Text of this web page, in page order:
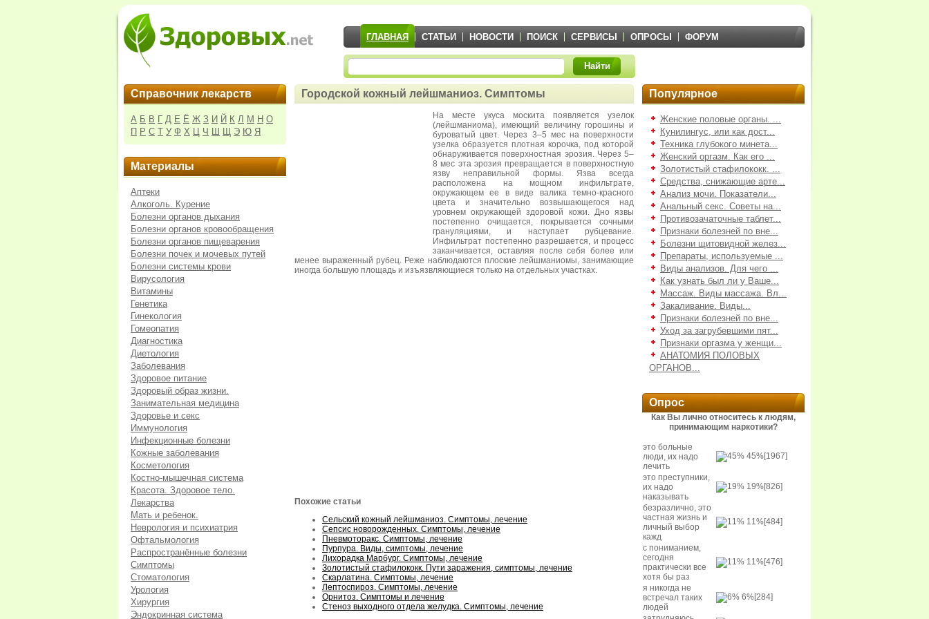
ГЛАВНАЯ СТАТЬИ НОВОСТИ ПОИСК СЕРВИСЫ ОПРОСЫ ФОРУМ
Найти
Справочник лекарств
А Б В Г Д Е Ё Ж З И Й К Л М Н О
П Р С Т У Ф Х Ц Ч Ш Щ Э Ю Я
Материалы
Аптеки
Алкоголь. Курение
Болезни органов дыхания
Болезни органов кровообращения
Болезни органов пищеварения
Болезни почек и мочевых путей
Болезни системы крови
Вирусология
Витамины
Генетика
Гинекология
Гомеопатия
Диагностика
Диетология
Заболевания
Здоровое питание
Здоровый образ жизни.
Занимательная медицина
Здоровье и секс
Иммунология
Инфекционные болезни
Кожные заболевания
Косметология
Костно-мышечная система
Красота. Здоровое тело.
Лекарства
Мать и ребенок.
Неврология и психиатрия
Офтальмология
Распространённые болезни
Симптомы
Стоматология
Урология
Хирургия
Эндокринная система
Городской кожный лейшманиоз. Симптомы
На месте укуса москита появляется узелок
(лейшманиома), имеющий величину горошины и
буроватый цвет. Через 3–5 мес на поверхности
узелка образуется плотная корочка, под которой
обнаруживается поверхностная эрозия. Через 5–
8 мес эта эрозия превращается в поверхностную
язву неправильной формы. Язва всегда
расположена на мощном инфильтрате,
окружающем ее в виде валика темно-красного
цвета и значительно возвышающегося над
уровнем окружающей здоровой кожи. Дно язвы
постепенно очищается, покрывается сочными
грануляциями, и наступает рубцевание.
Инфильтрат постепенно разрешается, и процесс
заканчивается, оставляя после себя более или
менее выраженный рубец. Реже наблюдаются плоские лейшманиомы, занимающие
иногда большую площадь и изъязвляющиеся только на отдельных участках.
Похожие статьи
Сельский кожный лейшманиоз. Симптомы, лечение
Сепсис новорожденных. Симптомы, лечение
Пневмоторакс. Симптомы, лечение
Пурпура. Виды, симптомы, лечение
Лихорадка Марбург. Симптомы, лечение
Золотистый стафилококк. Пути заражения, симптомы, лечение
Скарлатина. Симптомы, лечение
Лептоспироз. Симптомы, лечение
Орнитоз. Симптомы и лечение
Стеноз выходного отдела желудка. Симптомы, лечение
Популярное
Женские половые органы. ...
Кунилингус, или как дост...
Техника глубокого минета...
Женский оргазм. Как его ...
Золотистый стафилококк. ...
Средства, снижающие арте...
Анализ мочи. Показатели...
Анальный секс. Советы на...
Противозачаточные таблет...
Признаки болезней по вне...
Болезни щитовидной желез...
Препараты, используемые ...
Виды анализов. Для чего ...
Как узнать был ли у Ваше...
Массаж. Виды массажа. Вл...
Закаливание. Виды...
Признаки болезней по вне...
Уход за загрубевшими пят...
Признаки оргазма у женщи...
АНАТОМИЯ ПОЛОВЫХ
ОРГАНОВ...
Опрос
Как Вы лично относитесь к людям,
принимающим наркотики?
это больные
люди, их надо
лечить
45%[1967]
это преступники,
их надо
наказывать
19%[826]
безразлично, это
частная жизнь и
личный выбор
кажд
11%[484]
с пониманием,
сегодня
практически все
хотя бы раз
11%[476]
я никогда не
встречал таких
людей
6%[284]